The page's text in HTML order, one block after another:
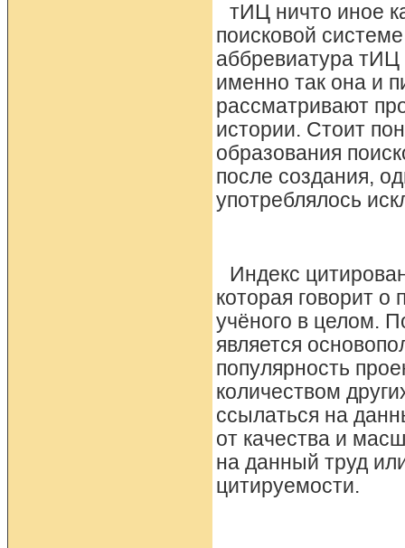
тИЦ ничто иное
поисковой
аббревиатура
именно так она и
рассматривают
истории. Стоит
образования
после создания,
употреблялось
Индекс
которая говорит о
учёного в целом.
является
популярность
количеством
ссылаться на
от качества и
на данный труд
цитируемости.